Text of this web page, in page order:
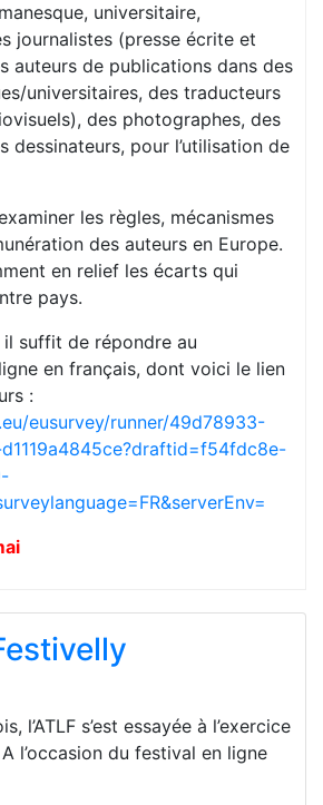
universitaire,
journalistes (presse écrite et
auteurs de publications dans des
universitaires, des traducteurs
des photographes, des
dessinateurs, pour l’utilisation de
les règles, mécanismes
des auteurs en Europe.
en relief les écarts qui
pays.
suffit de répondre au
en français, dont voici le lien
:
eusurvey/runner/49d78933-
l’ATLF s’est essayée à l’exercice
l’occasion du festival en ligne